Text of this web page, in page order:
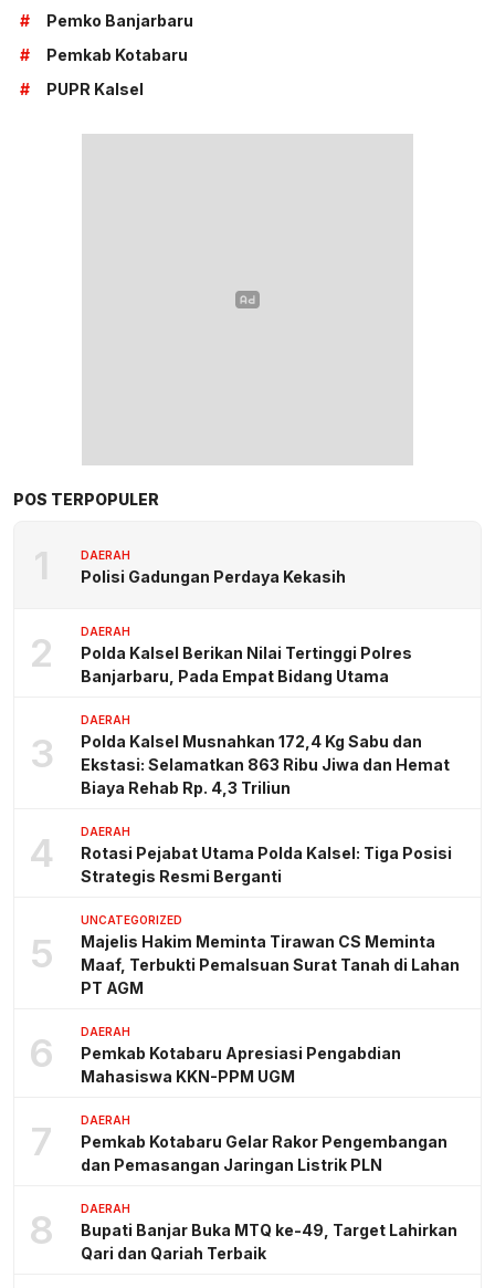
#
Pemko Banjarbaru
#
Pemkab Kotabaru
#
PUPR Kalsel
POS TERPOPULER
1 DAERAH
Polisi Gadungan Perdaya Kekasih
2 DAERAH
Polda Kalsel Berikan Nilai Tertinggi Polres
Banjarbaru, Pada Empat Bidang Utama
3
DAERAH
Polda Kalsel Musnahkan 172,4 Kg Sabu dan
Ekstasi: Selamatkan 863 Ribu Jiwa dan Hemat
Biaya Rehab Rp. 4,3 Triliun
4 DAERAH
Rotasi Pejabat Utama Polda Kalsel: Tiga Posisi
Strategis Resmi Berganti
5
UNCATEGORIZED
Majelis Hakim Meminta Tirawan CS Meminta
Maaf, Terbukti Pemalsuan Surat Tanah di Lahan
PT AGM
6 DAERAH
Pemkab Kotabaru Apresiasi Pengabdian
Mahasiswa KKN-PPM UGM
7 DAERAH
Pemkab Kotabaru Gelar Rakor Pengembangan
dan Pemasangan Jaringan Listrik PLN
8 DAERAH
Bupati Banjar Buka MTQ ke-49, Target Lahirkan
Qari dan Qariah Terbaik